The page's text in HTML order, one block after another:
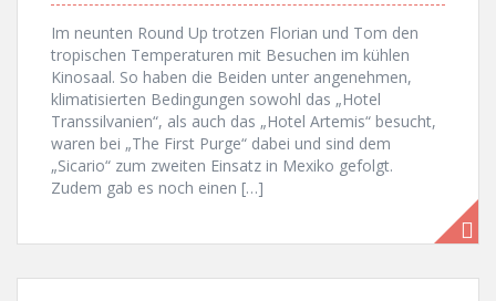
Im neunten Round Up trotzen Florian und Tom den
tropischen Temperaturen mit Besuchen im kühlen
Kinosaal. So haben die Beiden unter angenehmen,
klimatisierten Bedingungen sowohl das „Hotel
Transsilvanien“, als auch das „Hotel Artemis“ besucht,
waren bei „The First Purge“ dabei und sind dem
„Sicario“ zum zweiten Einsatz in Mexiko gefolgt.
Zudem gab es noch einen […]